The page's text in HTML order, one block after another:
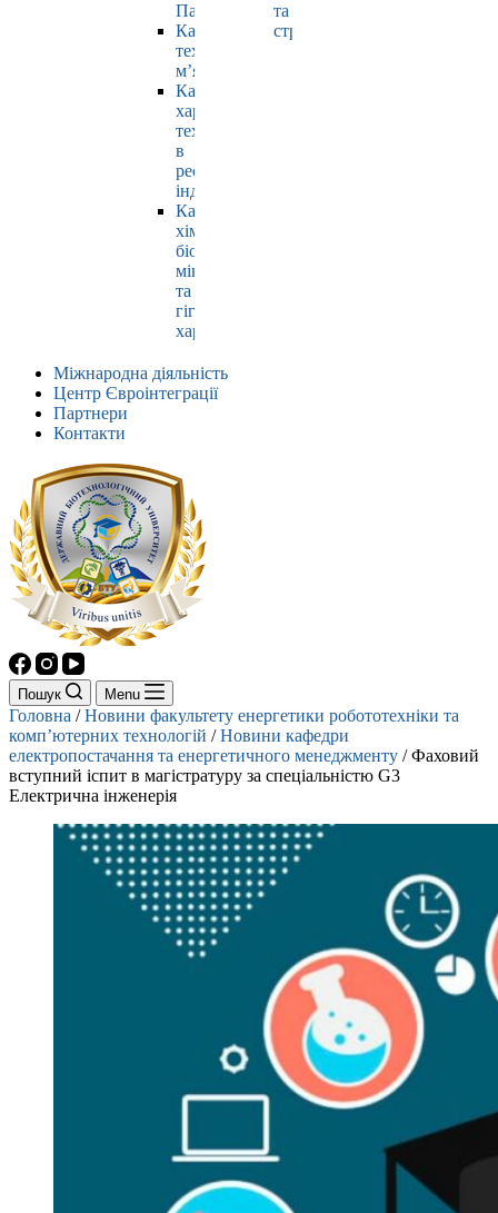
Павлюк
Кафедра
технології
м’яса
Кафедра
харчових
технологій
в
ресторанній
індустрії
Кафедра
хімії,
біохімії,
мікробіології
та
гігієни
харчування
та
страхування
Міжнародна діяльність
Центр Євроінтеграції
Партнери
Контакти
Пошук Menu
Головна /Новини факультету енергетики робототехніки та
комп’ютерних технологій /Новини кафедри
електропостачання та енергетичного менеджменту /Фаховий
вступний іспит в магістратуру за спеціальністю G3
Електрична інженерія